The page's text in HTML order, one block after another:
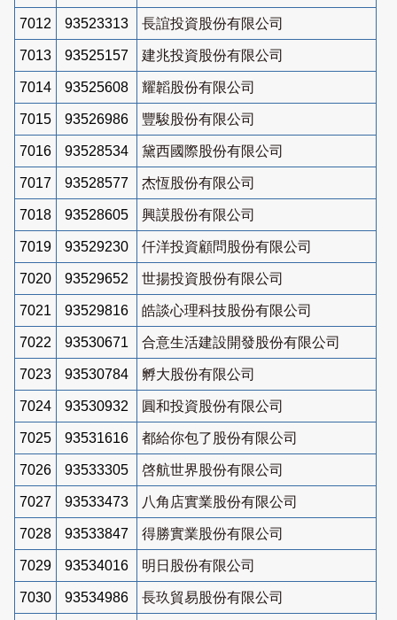
7012 93523313 長誼投資股份有限公司
7013 93525157 建兆投資股份有限公司
7014 93525608 耀韜股份有限公司
7015 93526986 豐駿股份有限公司
7016 93528534 黛西國際股份有限公司
7017 93528577 杰恆股份有限公司
7018 93528605 興謨股份有限公司
7019 93529230 仟洋投資顧問股份有限公司
7020 93529652 世揚投資股份有限公司
7021 93529816 皓談心理科技股份有限公司
7022 93530671 合意生活建設開發股份有限公司
7023 93530784 孵大股份有限公司
7024 93530932 圓和投資股份有限公司
7025 93531616 都給你包了股份有限公司
7026 93533305 啓航世界股份有限公司
7027 93533473 八角店實業股份有限公司
7028 93533847 得勝實業股份有限公司
7029 93534016 明日股份有限公司
7030 93534986 長玖貿易股份有限公司